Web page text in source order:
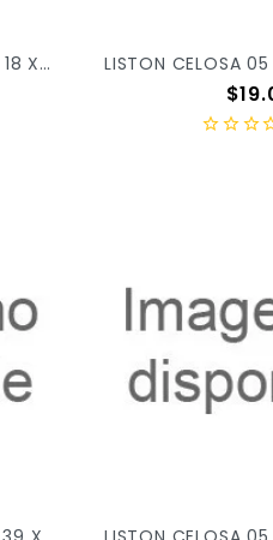
LISTON CELOSA 05 DUBONET 18 X/52